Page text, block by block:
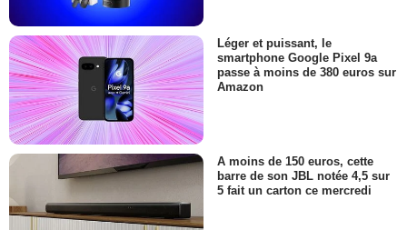
Léger et puissant, le
smartphone Google Pixel 9a
passe à moins de 380 euros sur
Amazon
A moins de 150 euros, cette
barre de son JBL notée 4,5 sur
5 fait un carton ce mercredi